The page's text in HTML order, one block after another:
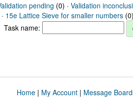
pending (0) · Validation
15e Lattice Sieve for smaller numbers
Task name:
Home| My Account| Message